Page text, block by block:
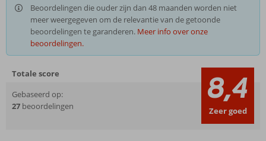
Beoordelingen die ouder zijn dan 48 maanden worden niet
meer weergegeven om de relevantie van de getoonde
beoordelingen te garanderen. Meer info over onze
beoordelingen.
Totale score
Gebaseerd op:
27 beoordelingen 8,4
Zeer goed